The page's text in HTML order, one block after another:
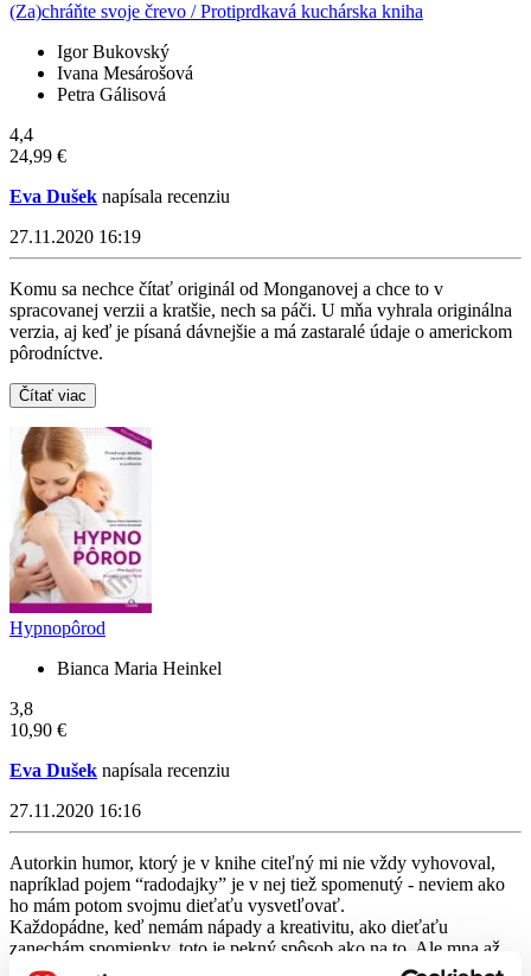
(Za)chráňte svoje črevo / Protiprdkavá kuchárska kniha
Igor Bukovský
Ivana Mesárošová
Petra Gálisová
4,4
24,99 €
Eva Dušek napísala recenziu
27.11.2020 16:19
Komu sa nechce čítať originál od Monganovej a chce to v
spracovanej verzii a kratšie, nech sa páči. U mňa vyhrala originálna
verzia, aj keď je písaná dávnejšie a má zastaralé údaje o americkom
pôrodníctve.
Čítať viac
Hypnopôrod
Bianca Maria Heinkel
3,8
10,90 €
Eva Dušek napísala recenziu
27.11.2020 16:16
Autorkin humor, ktorý je v knihe citeľný mi nie vždy vyhovoval,
napríklad pojem “radodajky” je v nej tiež spomenutý - neviem ako
ho mám potom svojmu dieťaťu vysvetľovať.
Každopádne, keď nemám nápady a kreativitu, ako dieťaťu
zanechám spomienky, toto je pekný spôsob ako na to. Ale mna až
príliš veľmi o tom, ako to prežívajú rodičia, niekedy nasilu vtipne